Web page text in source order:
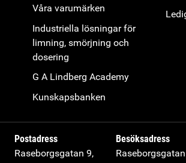
Våra varumärken
Industriella lösningar för
limning, smörjning och
dosering
G A Lindberg Academy
Kunskapsbanken
Postadress
Raseborgsgatan 9,
Besöksadress